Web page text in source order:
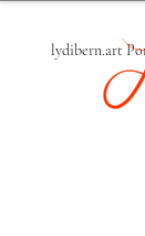
lydibern.art